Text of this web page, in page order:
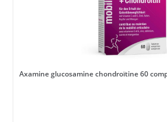
Axamine glucosamine chondroïtine 60